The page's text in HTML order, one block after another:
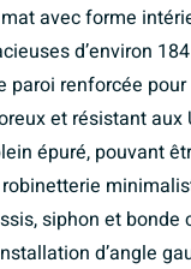
avec forme
d’environ
paroi renforcée
et résistant
épuré, pouvant
siphon et
d’angle